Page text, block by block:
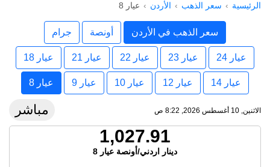
الرئيسية سعر الذهب الأردن عيار 8
سعر الذهب في الأردن أونصة جرام
عيار 24 عيار 23 عيار 22 عيار 21 عيار 18
عيار 14 عيار 12 عيار 10 عيار 9 عيار 8
الاثنين, 10 أغسطس 2026, 8:22 ص مباشر
1,027.91
دينار اردني/أونصة عيار 8